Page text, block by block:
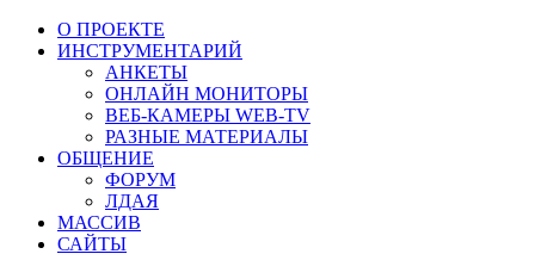
О ПРОЕКТЕ
ИНСТРУМЕНТАРИЙ
АНКЕТЫ
ОНЛАЙН МОНИТОРЫ
ВЕБ-КАМЕРЫ WEB-TV
РАЗНЫЕ МАТЕРИАЛЫ
ОБЩЕНИЕ
ФОРУМ
ЛДАЯ
МАССИВ
САЙТЫ